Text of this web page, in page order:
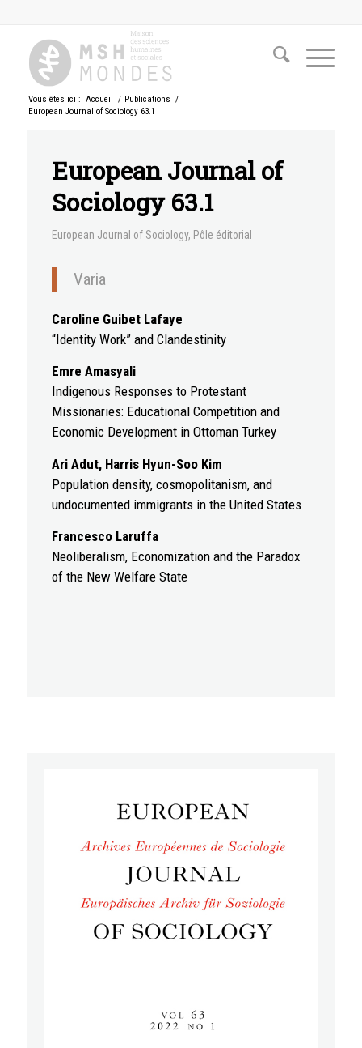
Vous êtes ici : Accueil / Publications /
European Journal of Sociology 63.1
European Journal of
Sociology 63.1
European Journal of Sociology, Pôle éditorial
Varia
Caroline Guibet Lafaye
“Identity Work” and Clandestinity
Emre Amasyali
Indigenous Responses to Protestant
Missionaries: Educational Competition and
Economic Development in Ottoman Turkey
Ari Adut, Harris Hyun-Soo Kim
Population density, cosmopolitanism, and
undocumented immigrants in the United States
Francesco Laruffa
Neoliberalism, Economization and the Paradox
of the New Welfare State